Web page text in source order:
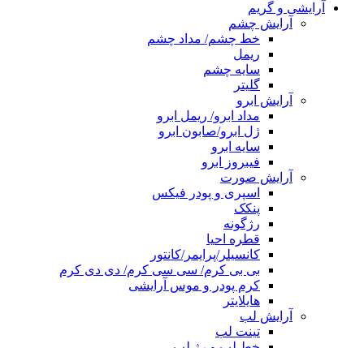
آرایشی و گریم
آرایش چشم
خط چشم/ مداد چشم
ریمل
سایه چشم
گلیتر
آرایش ابرو
مداد ابرو/ ریمل ابرو
ژل ابرو/صابون ابرو
سایه ابرو
فیبروز ابرو
آرایش صورت
اسپری و پودر فیکس
پنکک
رژگونه
قطره احیا
کانسیلر/پرایمر/کانتور
بی بی کرم/ سی سی کرم/ دی دی کرم
کرم پودر و موس آرایشی
هایلایتر
آرایش لب
تینت لب